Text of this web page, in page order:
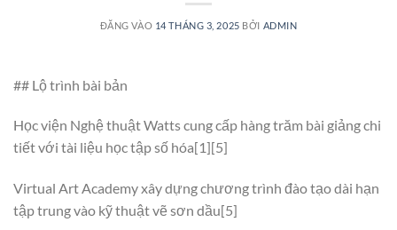
ĐĂNG VÀO 14 THÁNG 3, 2025 BỞI ADMIN
## Lộ trình bài bản
Học viện Nghệ thuật Watts cung cấp hàng trăm bài giảng chi
tiết với tài liệu học tập số hóa[1][5]
Virtual Art Academy xây dựng chương trình đào tạo dài hạn
tập trung vào kỹ thuật vẽ sơn dầu[5]